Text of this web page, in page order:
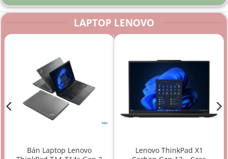
LAPTOP LENOVO
Bán Laptop Lenovo
Lenovo ThinkPad X1